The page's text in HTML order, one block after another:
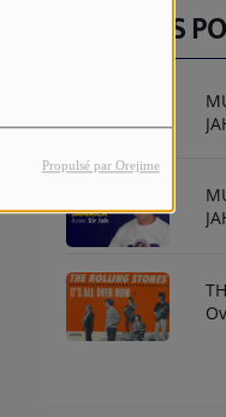
Propulsé par Orejime
DERNIERS